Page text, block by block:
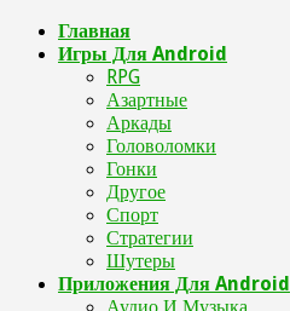
Главная
Игры Для Android
RPG
Азартные
Аркады
Головоломки
Гонки
Другое
Спорт
Стратегии
Шутеры
Приложения Для Android